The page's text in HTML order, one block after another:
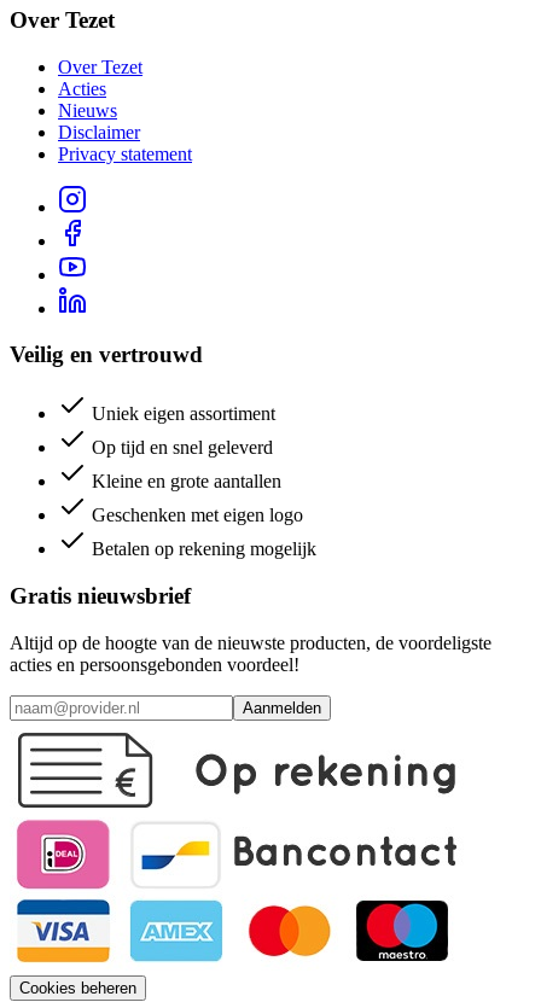
Over Tezet
Over Tezet
Acties
Nieuws
Disclaimer
Privacy statement
Veilig en vertrouwd
Uniek eigen assortiment
Op tijd en snel geleverd
Kleine en grote aantallen
Geschenken met eigen logo
Betalen op rekening mogelijk
Gratis nieuwsbrief
Altijd op de hoogte van de nieuwste producten, de voordeligste
acties en persoonsgebonden voordeel!
Aanmelden
Cookies beheren